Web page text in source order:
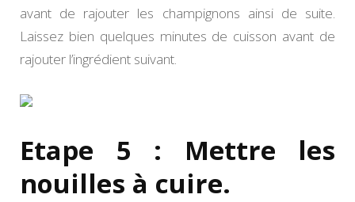
avant de rajouter les champignons ainsi de suite.
Laissez bien quelques minutes de cuisson avant de
rajouter l’ingrédient suivant.
Etape 5 : Mettre les
nouilles à cuire.